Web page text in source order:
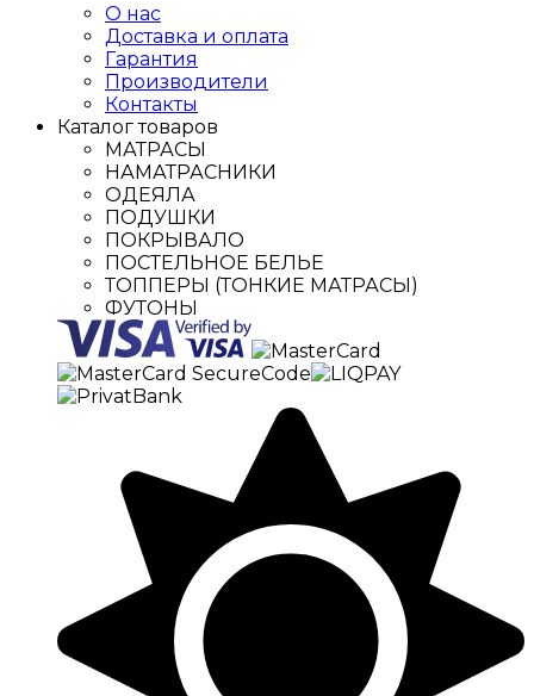
О нас
Доставка и оплата
Гарантия
Производители
Контакты
Каталог товаров
МАТРАСЫ
НАМАТРАСНИКИ
ОДЕЯЛА
ПОДУШКИ
ПОКРЫВАЛО
ПОСТЕЛЬНОЕ БЕЛЬЕ
ТОППЕРЫ (ТОНКИЕ МАТРАСЫ)
ФУТОНЫ